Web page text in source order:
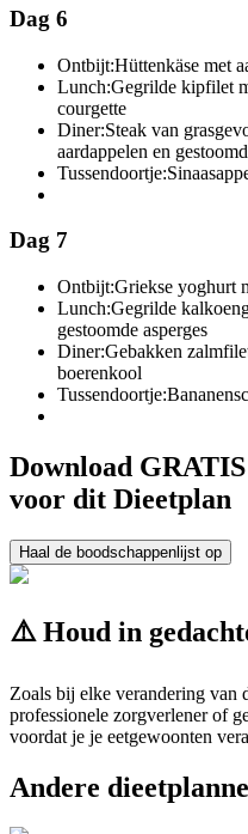
Dag 6
Ontbijt:Hüttenkäse met
Lunch:Gegrilde kipfilet
courgette
Diner:Steak van
aardappelen en
Tussendoortje:
Dag 7
Ontbijt:Griekse yoghurt
Lunch:Gegrilde
gestoomde asperges
Diner:Gebakken
boerenkool
Tussendoortje:
Download
voor dit Dieetplan
Haal de boodschappenlijst op
⚠️ Houd in
Zoals bij elke verandering van
professionele zorgverlener of
voordat je je eetgewoonten
Andere